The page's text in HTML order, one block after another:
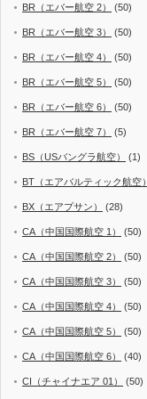
BR（エバー航空 2） (50)
BR（エバー航空 3） (50)
BR（エバー航空 4） (50)
BR（エバー航空 5） (50)
BR（エバー航空 6） (50)
BR（エバー航空 7） (5)
BS（USバングラ航空） (1)
BT（エアバルティック航空）
BX（エアプサン） (28)
CA（中国国際航空 1） (50)
CA（中国国際航空 2） (50)
CA（中国国際航空 3） (50)
CA（中国国際航空 4） (50)
CA（中国国際航空 5） (50)
CA（中国国際航空 6） (40)
CI（チャイナエア 01） (50)